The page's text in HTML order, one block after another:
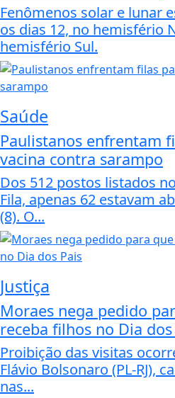
Fenômenos solar e lunar
os dias 12, no hemisfério
hemisfério Sul.
Saúde
Paulistanos enfrentam
vacina contra sarampo
Dos 512 postos listados
Fila, apenas 62 estavam
(8). O...
Justiça
Moraes nega pedido
receba filhos no Dia dos
Proibição das visitas
Flávio Bolsonaro (PL-RJ),
nas...